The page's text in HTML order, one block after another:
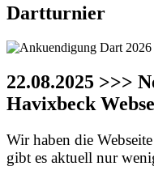
Dartturnier
22.08.2025 >>>
Havixbeck
Wir haben die
gibt es aktuell nur